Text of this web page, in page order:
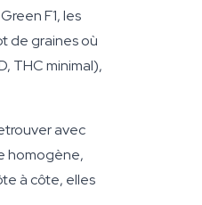
F1, les
de graines où
THC minimal),
avec
homogène,
à côte, elles